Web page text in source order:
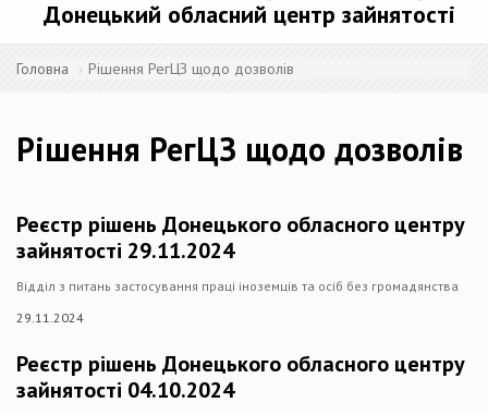
Донецький обласний центр зайнятості
Головна Рішення РегЦЗ щодо дозволів
Рішення РегЦЗ щодо дозволів
Реєстр рішень Донецького обласного центру
зайнятості 29.11.2024
Відділ з питань застосування праці іноземців та осіб без громадянства
29.11.2024
Реєстр рішень Донецького обласного центру
зайнятості 04.10.2024